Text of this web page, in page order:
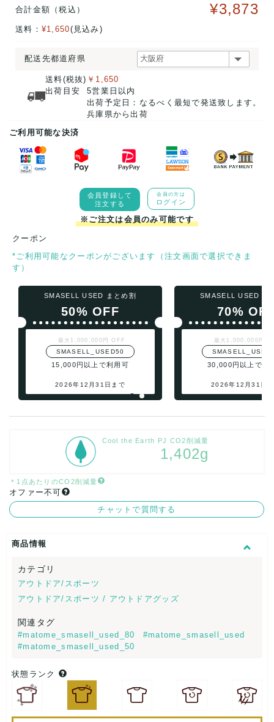
合計金額（税込） ¥3,873
送料： ¥1,650(見込み)
配送先都道府県
送料(税抜)
出荷目安
￥1,650
5営業日以内
出荷予定日：なるべく最短で発送致します。
兵庫県から出荷
ご利用可能な決済
会員登録して
注文する
会員の方は
ログイン
※ご注文は会員のみ可能です
クーポン
*ご利用可能なクーポンがございます（注文画面で選択できま
す）
SMASELL USED まとめ割
50% OFF
最大1,000,000円 OFF
SMASELL_USED50
15,000円以上で利用可
2026年12月31日まで
SMASELL USED ま
70%
最大1,000,000円
30,000円以上で利
2026年12月31日
Cool the Earth PJ CO2削減量
1,402g
＊1点あたりのCO2削減量
オファー不可
チャットで質問する
商品情報
カテゴリ
アウトドア/スポーツ
アウトドア/スポーツ / アウトドアグッズ
関連タグ
#matome_smasell_used_80
#matome_smasell_used
#matome_smasell_used_50
状態ランク